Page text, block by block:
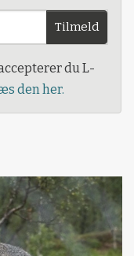
Tilmeld
du L-
den her.